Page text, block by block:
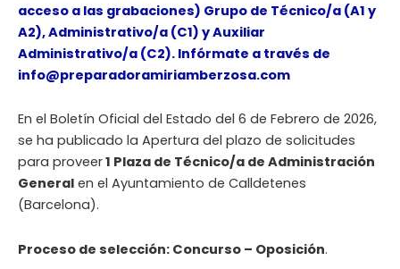
acceso a las grabaciones) Grupo de Técnico/a (A1 y
A2), Administrativo/a (C1) y Auxiliar
Administrativo/a (C2). Infórmate a través de
info@preparadoramiriamberzosa.com
En el Boletín Oficial del Estado del 6 de Febrero de 2026,
se ha publicado la Apertura del plazo de solicitudes
para proveer1 Plaza de Técnico/a de Administración
General en el Ayuntamiento de Calldetenes
(Barcelona).
Proceso de selección: Concurso – Oposición.